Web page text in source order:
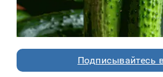
Подписывайтесь